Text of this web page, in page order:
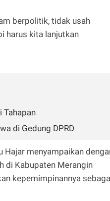
berpolitik, tidak usah
harus kita lanjutkan
Tahapan
di Gedung DPRD
Hajar menyampaikan
di Kabupaten Merangin
kepemimpinannya